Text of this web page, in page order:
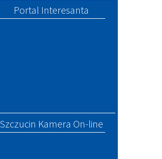
Portal Interesanta
Szczucin Kamera On-line